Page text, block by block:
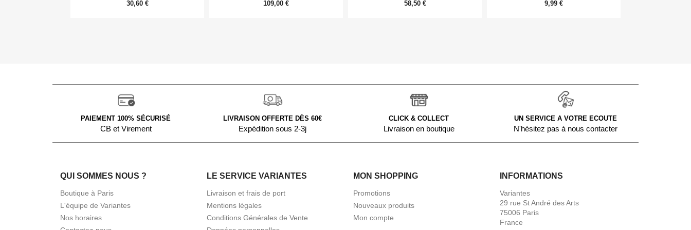
30,60 € 109,00 € 58,50 € 9,99 €
PAIEMENT 100% SÉCURISÉ
CB et Virement
LIVRAISON OFFERTE DÈS 60€
Expédition sous 2-3j
CLICK & COLLECT
Livraison en boutique
UN SERVICE A VOTRE ECOUTE
N'hésitez pas à nous contacter
QUI SOMMES NOUS ?
Boutique à Paris
L'équipe de Variantes
Nos horaires
LE SERVICE VARIANTES
Livraison et frais de port
Mentions légales
Conditions Générales de Vente
MON SHOPPING
Promotions
Nouveaux produits
Mon compte
INFORMATIONS
Variantes
29 rue St André des Arts
75006 Paris
France